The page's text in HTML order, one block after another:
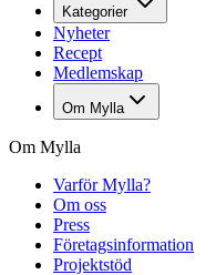
Kategorier
Nyheter
Recept
Medlemskap
Om Mylla
Om Mylla
Varför Mylla?
Om oss
Press
Företagsinformation
Projektstöd